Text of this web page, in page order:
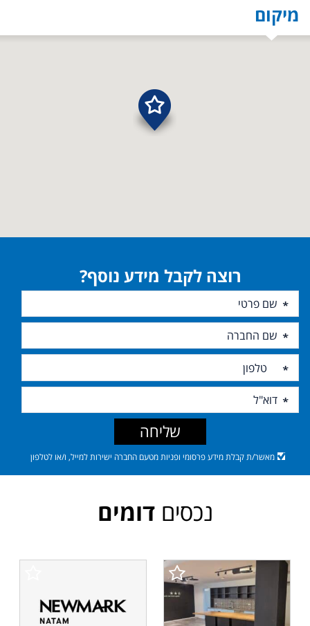
מיקום
רוצה לקבל מידע נוסף?
מאשר/ת קבלת מידע פרסומי ופניות מטעם החברה ישירות למייל, ו/או לטלפון
שליחה
נכסיםדומים